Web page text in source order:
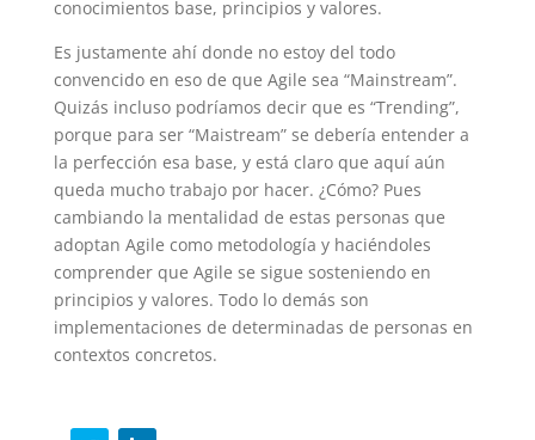
conocimientos base, principios y valores.
Es justamente ahí donde no estoy del todo
convencido en eso de que Agile sea “Mainstream”.
Quizás incluso podríamos decir que es “Trending”,
porque para ser “Maistream” se debería entender a
la perfección esa base, y está claro que aquí aún
queda mucho trabajo por hacer. ¿Cómo? Pues
cambiando la mentalidad de estas personas que
adoptan Agile como metodología y haciéndoles
comprender que Agile se sigue sosteniendo en
principios y valores. Todo lo demás son
implementaciones de determinadas de personas en
contextos concretos.